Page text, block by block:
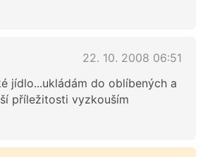
22. 10. 2008 06:51
jídlo...ukládám do oblíbených a
příležitosti vyzkouším